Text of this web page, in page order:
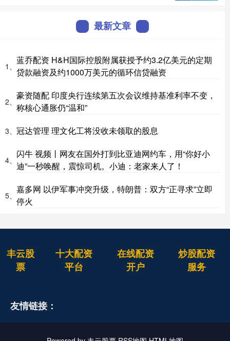
最新文章
1、
蓝乔配资 H&H国际控股附属获授予约3.2亿美元的定期
贷款融资及约1000万美元的循环信贷融资
2、
豪资随配 印度央行连续第五次会议维持基准利率不变，
称核心通胀仍“温和”
3、 冠达管理 理文化工将没收未领取的股息
4、
闪牛 视频丨网友在国外打到比亚迪网约车，用“你好小
迪”一秒唤醒，震惊司机。小迪：老家来人了！
5、
嘉多网 以伊军事冲突升级，特朗普：双方“正寻求”立即
停火
丰云股
票
十大配资
平台
在线配资
开户
炒股配资
服务
友情链接：